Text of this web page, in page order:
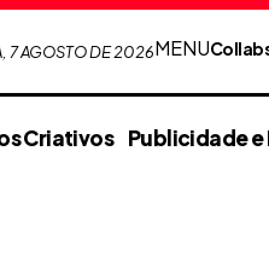
7 AGOSTO DE 2026MENU
Criativos Publicidade